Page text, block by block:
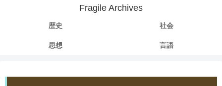
Fragile Archives
歴史 社会
思想 言語